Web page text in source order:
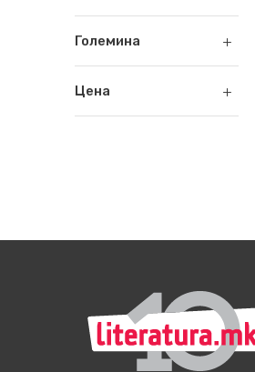
Големина
Цена